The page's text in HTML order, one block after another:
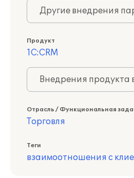
Другие внедрения
Продукт
1С:CRM
Внедрения продукта
Отрасль / Функциональная
Торговля
Теги
взаимоотношения с